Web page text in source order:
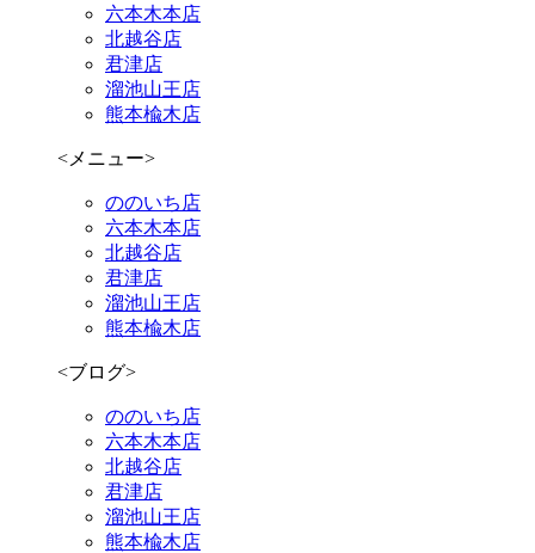
六本木本店
北越谷店
君津店
溜池山王店
熊本楡木店
<メニュー>
ののいち店
六本木本店
北越谷店
君津店
溜池山王店
熊本楡木店
<ブログ>
ののいち店
六本木本店
北越谷店
君津店
溜池山王店
熊本楡木店